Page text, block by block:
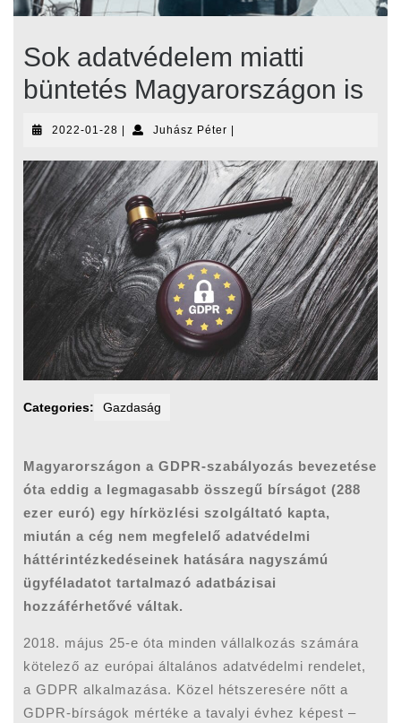
Sok adatvédelem miatti
büntetés Magyarországon is
2022-01-28 2022-
28
| Juhász PéterJuhász
|
Categories: Gazdaság
Magyarországon a GDPR-szabályozás bevezetése
óta eddig a legmagasabb összegű bírságot (288
ezer euró) egy hírközlési szolgáltató kapta,
miután a cég nem megfelelő adatvédelmi
háttérintézkedéseinek hatására nagyszámú
ügyféladatot tartalmazó adatbázisai
hozzáférhetővé váltak.
2018. május 25-e óta minden vállalkozás számára
kötelező az európai általános adatvédelmi rendelet,
a GDPR alkalmazása. Közel hétszeresére nőtt a
GDPR-bírságok mértéke a tavalyi évhez képest –